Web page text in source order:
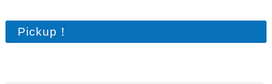
Pickup！